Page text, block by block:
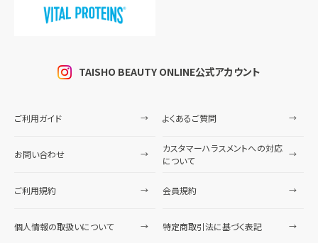
TAISHO BEAUTY ONLINE公式アカウント
ご利用ガイド よくあるご質問
お問い合わせ
カスタマーハラスメントへの対応
について
ご利用規約 会員規約
個人情報の取扱いについて 特定商取引法に基づく表記